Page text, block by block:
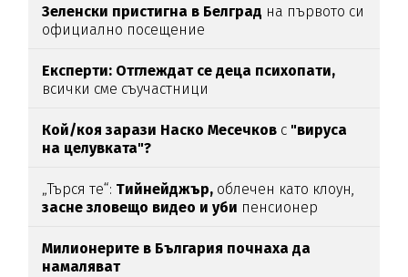
Зеленски пристигна в Белград на първото си
официално посещение
Експерти: Отглеждат се деца психопати,
всички сме съучастници
Кой/коя зарази Наско Месечков с "вируса
на целувката"?
„Търся те“: Тийнейджър, облечен като клоун,
засне зловещо видео и уби пенсионер
Милионерите в България почнаха да
намаляват